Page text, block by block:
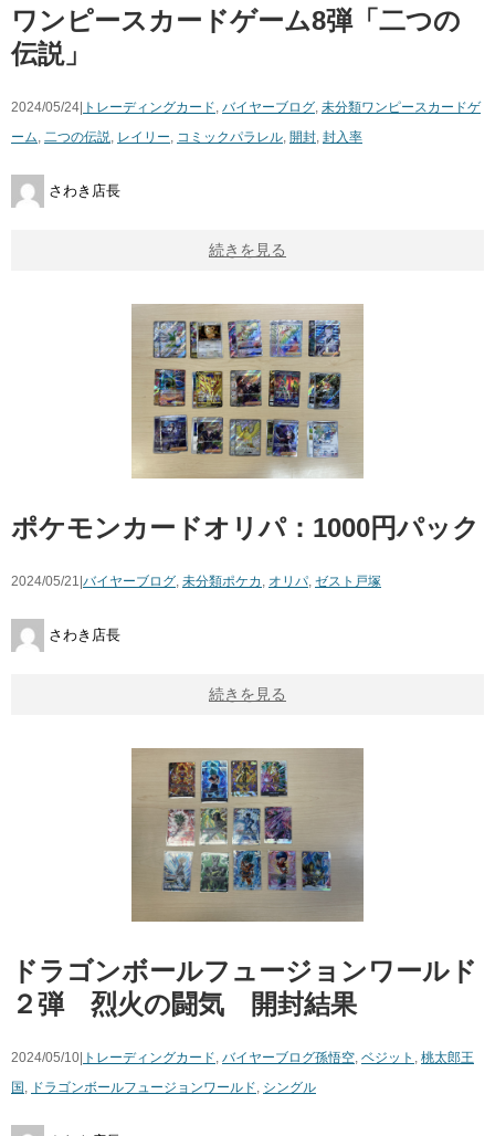
ワンピースカードゲーム8弾「二つの
伝説」
2024/05/24| トレーディングカード, バイヤーブログ, 未分類ワンピースカードゲ
ーム, 二つの伝説, レイリー, コミックパラレル, 開封, 封入率
さわき店長
続きを見る
ポケモンカードオリパ：1000円パック
2024/05/21|バイヤーブログ 未分類ポケカ オリパ ゼスト戸塚
さわき店長
続きを見る
ドラゴンボールフュージョンワールド
２弾 烈火の闘気 開封結果
2024/05/10| トレーディングカード, バイヤーブログ孫悟空, ベジット , 桃太郎王
国 , ドラゴンボールフュージョンワールド, シングル